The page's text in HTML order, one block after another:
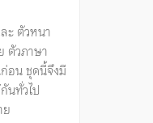
ะ ตัวหนา
ตัวภาษา
อน ชุดนี้จึงมี
นทั่วไป